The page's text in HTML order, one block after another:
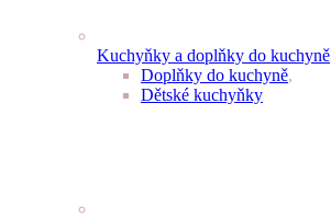
Kuchyňky a doplňky do kuchyně
Doplňky do kuchyně,
Dětské kuchyňky